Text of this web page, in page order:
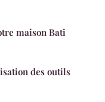
maison Bati
des outils